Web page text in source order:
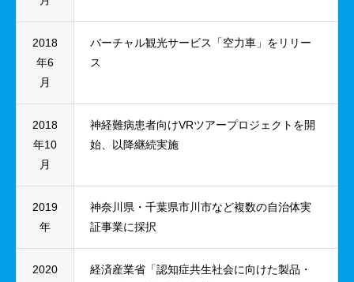
2018
年6
月
バーチャル観光サービス「空力車」をリリー
ス
2018
年10
月
神経難病患者向けVRツアープロジェクトを開
始、以降継続実施
2019
年
神奈川県・千葉県市川市など複数の自治体実
証事業に採択
2020
経済産業省「認知症共生社会に向けた製品・